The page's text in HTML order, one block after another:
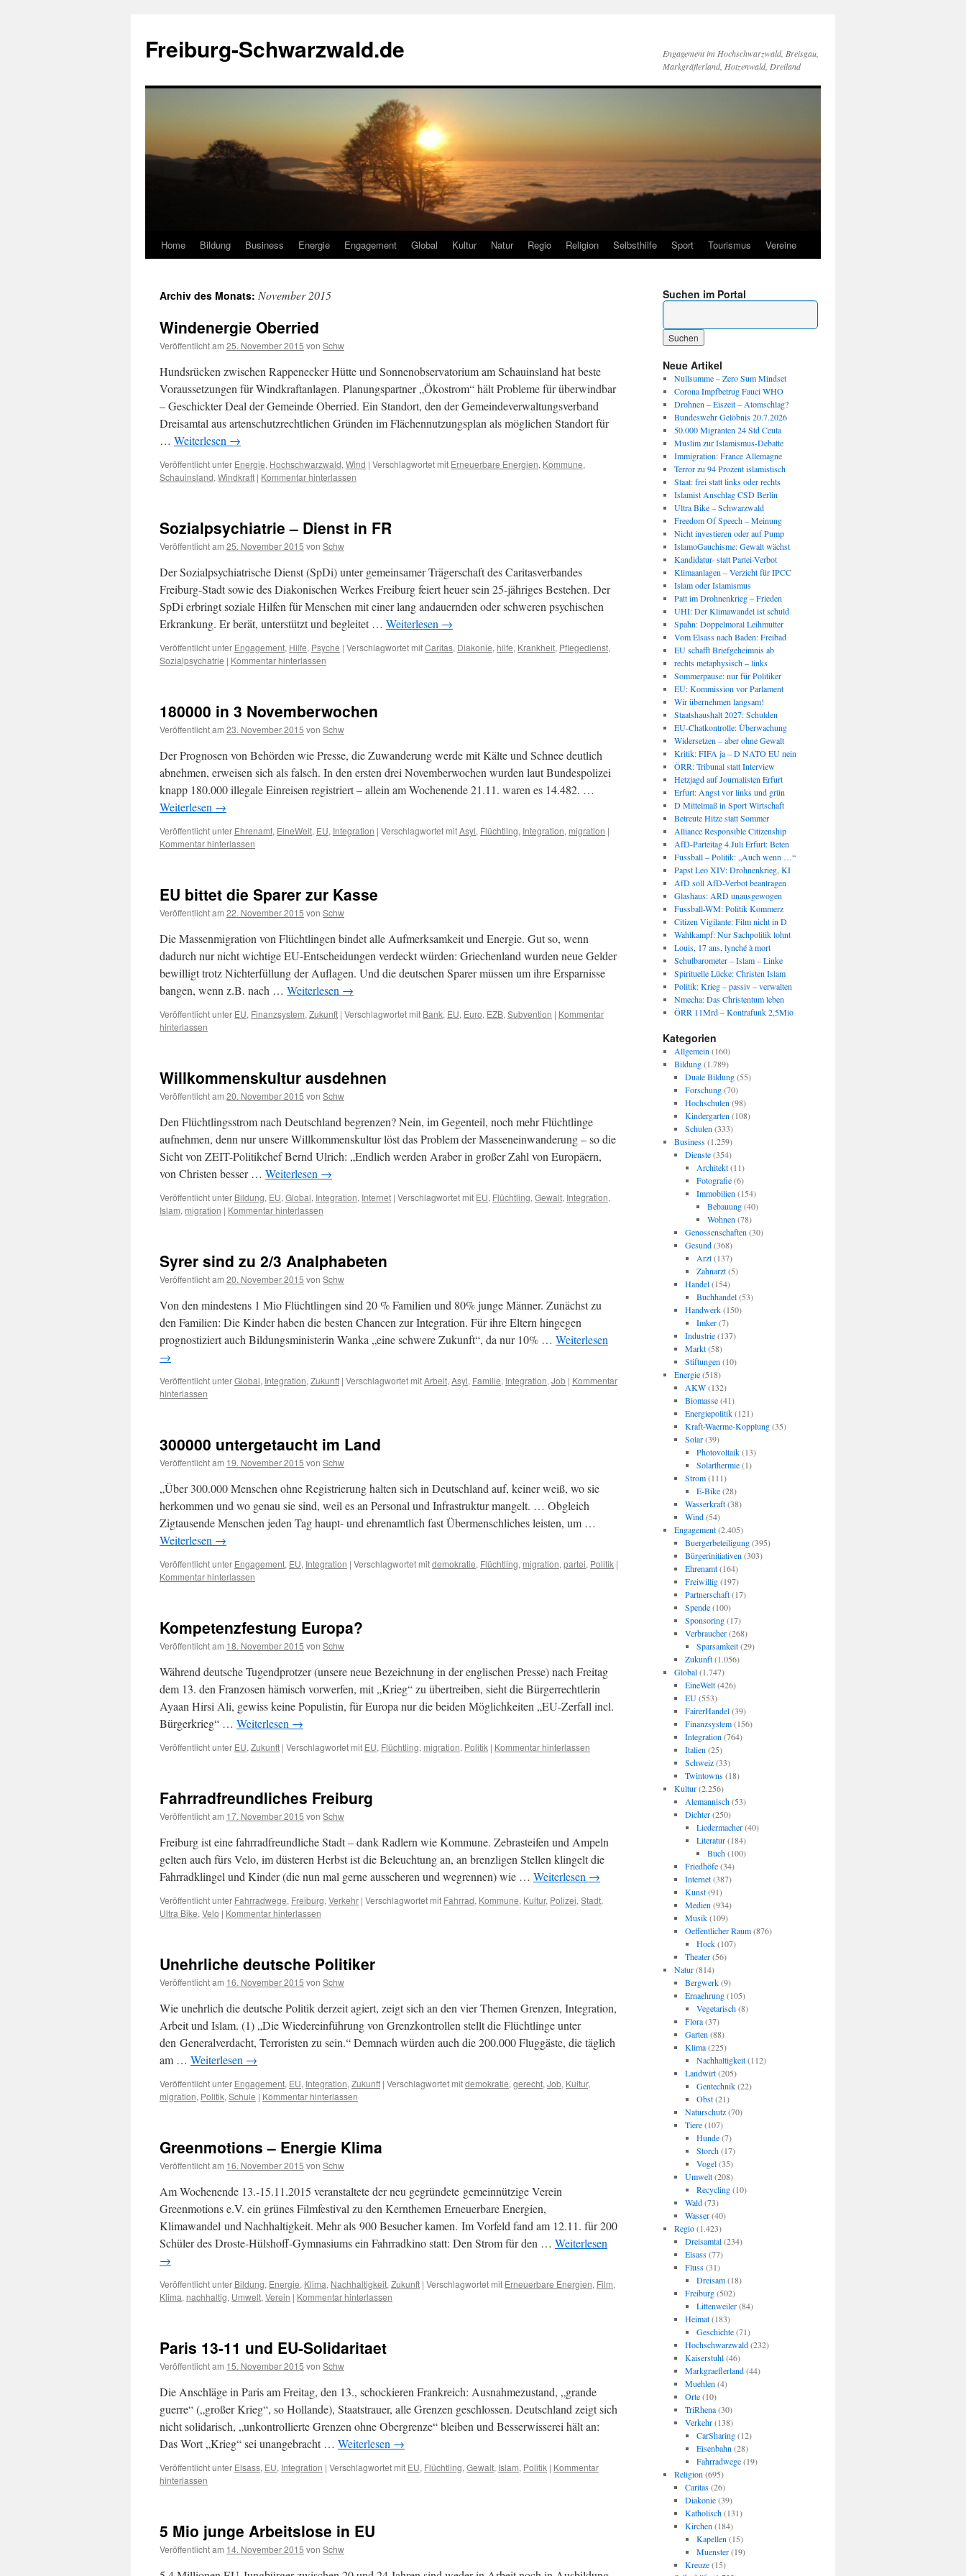
springen
Freiburg-Schwarzwald.de
Engagement im Hochschwarzwald, Breisgau,
Markgräflerland, Hotzenwald, Dreiland
Home Bildung Business Energie Engagement Global Kultur Natur Regio Religion Selbsthilfe Sport Tourismus Vereine
Archiv des Monats: November 2015
Windenergie Oberried
Veröffentlicht am 25. November 2015 von Schw
Hundsrücken zwischen Rappenecker Hütte und Sonnenobservatorium am Schauinsland hat beste
Voraussetzungen für Windkraftanlagen. Planungspartner „Ökostrom“ hält Probleme für überwindbar
– Geschickter Deal der Gemeinde Oberried. Ein Standort, den der Gemeindeverwaltungsverband
Dreisamtal aus artenschutzrechtlichen Gründen im Flächennutzungsplan als möglichen Standort für
… Weiterlesen →
Veröffentlicht unter Energie, Hochschwarzwald, Wind | Verschlagwortet mit Erneuerbare Energien, Kommune,
Schauinsland, Windkraft | Kommentar hinterlassen
Sozialpsychiatrie – Dienst in FR
Veröffentlicht am 25. November 2015 von Schw
Der Sozialpsychiatrische Dienst (SpDi) unter gemeinsamer Trägerschaft des Caritasverbandes
Freiburg-Stadt sowie des Diakonischen Werkes Freiburg feiert heuer sein 25-jähriges Bestehen. Der
SpDi erbringt soziale Hilfen für Menschen mit einer lang andauernden oder schweren psychischen
Erkrankung. Er berät, unterstützt und begleitet … Weiterlesen →
Veröffentlicht unter Engagement, Hilfe, Psyche | Verschlagwortet mitCaritas, Diakonie, hilfe, Krankheit, Pflegedienst,
Sozialpsychatrie | Kommentar hinterlassen
180000 in 3 Novemberwochen
Veröffentlicht am 23. November 2015 von Schw
Der Prognosen von Behörden wie Presse, die Zuwanderung werde mit Kälte und Schnee deutlich
abnehmen, erweisen sich als falsch. In den ersten drei Novemberwochen wurden laut Bundespolizei
knapp 180.000 illegale Einreisen registriert – allein am Wochenende 21.11. waren es 14.482. …
Weiterlesen →
Veröffentlicht unter Ehrenamt, EineWelt, EU, Integration | Verschlagwortet mitAsyl, Flüchtling, Integration, migration |
Kommentar hinterlassen
EU bittet die Sparer zur Kasse
Veröffentlicht am 22. November 2015 von Schw
Die Massenmigration von Flüchtlingen bindet alle Aufmerksamkeit und Energie. Gut so, wenn
dadurch nur nicht wichtige EU-Entscheidungen verdeckt würden: Griechenland wurden neue Gelder
bewilligt trotz Nichterfüllung der Auflagen. Und die deutschen Sparer müssen um ihre Ersparnisse
bangen, wenn z.B. nach … Weiterlesen →
Veröffentlicht unter EU, Finanzsystem, Zukunft | Verschlagwortet mit Bank, EU, Euro, EZB, Subvention | Kommentar
hinterlassen
Willkommenskultur ausdehnen
Veröffentlicht am 20. November 2015 von Schw
Den Flüchtlingsstrom nach Deutschland begrenzen? Nein, im Gegenteil, noch mehr Flüchtlinge
aufnehmen, denn nur unsere Willkommenskultur löst das Problem der Masseneinwanderung – so die
Sicht von ZEIT-Politikchef Bernd Ulrich: „Endlich werden Araber in großer Zahl von Europäern,
von Christen besser … Weiterlesen →
Veröffentlicht unter Bildung, EU, Global, Integration, Internet | Verschlagwortet mit EU, Flüchtling, Gewalt, Integration,
Islam, migration | Kommentar hinterlassen
Syrer sind zu 2/3 Analphabeten
Veröffentlicht am 20. November 2015 von Schw
Von den mindestens 1 Mio Flüchtlingen sind 20 % Familien und 80% junge Männer. Zunächst zu
den Familien: Die Kinder haben die besten Chancen zur Integration. Für ihre Eltern hingegen
prognostiziert auch Bildungsministerin Wanka „eine schwere Zukunft“, da nur 10% … Weiterlesen
→
Veröffentlicht unterGlobal, Integration, Zukunft | Verschlagwortet mitArbeit, Asyl, Familie, Integration, Job | Kommentar
hinterlassen
300000 untergetaucht im Land
Veröffentlicht am 19. November 2015 von Schw
„Über 300.000 Menschen ohne Registrierung halten sich in Deutschland auf, keiner weiß, wo sie
herkommen und wo genau sie sind, weil es an Personal und Infrastruktur mangelt. … Obgleich
Zigtausende Menschen jeden Tag haupt- und ehrenamtlich fast Übermenschliches leisten, um …
Weiterlesen →
Veröffentlicht unter Engagement, EU, Integration | Verschlagwortet mitdemokratie, Flüchtling, migration, partei, Politik |
Kommentar hinterlassen
Kompetenzfestung Europa?
Veröffentlicht am 18. November 2015 von Schw
Während deutsche Tugendprotzer (unsere neue Bezeichnung in der englischen Presse) nach Freitag
dem 13. den Franzosen hämisch vorwerfen, mit „Krieg“ zu übertreiben, sieht die Bürgerrechtlerin
Ayaan Hirsi Ali, gewiss keine Populistin, für Europa nur die beiden Möglichkeiten „EU-Zerfall incl.
Bürgerkrieg“ … Weiterlesen →
Veröffentlicht unter EU, Zukunft | Verschlagwortet mit EU, Flüchtling, migration, Politik | Kommentar hinterlassen
Fahrradfreundliches Freiburg
Veröffentlicht am 17. November 2015 von Schw
Freiburg ist eine fahrradfreundliche Stadt – dank Radlern wie Kommune. Zebrasteifen und Ampeln
gelten auch fürs Velo, im düsteren Herbst ist die Beleuchtung an, an brenzligen Stellen klingelt die
Fahrradklingel und Kinder (die nun mal gerne ausscheren und wegrennen) wie … Weiterlesen →
Veröffentlicht unter Fahrradwege, Freiburg, Verkehr | Verschlagwortet mit Fahrrad, Kommune, Kultur, Polizei, Stadt,
Ultra Bike, Velo | Kommentar hinterlassen
Unehrliche deutsche Politiker
Veröffentlicht am 16. November 2015 von Schw
Wie unehrlich die deutsche Politik derzeit agiert, zeigt sich an den vier Themen Grenzen, Integration,
Arbeit und Islam. (1) „Die Wiedereinführung von Grenzkontrollen stellt die Flüchtlinge unter
den Generalverdacht, Terroristen zu sein.“ Demnach würden auch die 200.000 Fluggäste, die täglich
am … Weiterlesen →
Veröffentlicht unter Engagement, EU, Integration, Zukunft | Verschlagwortet mitdemokratie, gerecht, Job, Kultur,
migration, Politik, Schule | Kommentar hinterlassen
Greenmotions – Energie Klima
Veröffentlicht am 16. November 2015 von Schw
Am Wochenende 13.-15.11.2015 veranstaltete der neu gegründete gemeinnützige Verein
Greenmotions e.V. ein grünes Filmfestival zu den Kernthemen Erneuerbare Energien,
Klimawandel und Nachhaltigkeit. Mehr als 900 Besucher kamen. Im Vorfeld fand am 12.11. für 200
Schüler des Droste-Hülshoff-Gymnasiums ein Fahrradkino statt: Den Strom für den … Weiterlesen
→
Veröffentlicht unter Bildung, Energie, Klima, Nachhaltigkeit, Zukunft | Verschlagwortet mit Erneuerbare Energien, Film,
Klima, nachhaltig, Umwelt, Verein | Kommentar hinterlassen
Paris 13-11 und EU-Solidaritaet
Veröffentlicht am 15. November 2015 von Schw
Die Anschläge in Paris am Freitag, den 13., schockieren Frankreich: Ausnahmezustand, „grande
guerre“ („großer Krieg“, so Hollande), Staatstrauer, alle Grenzen geschlossen. Deutschland zeigt sich
nicht solidarisch, „unkontrollierte Grenzen ohne Obergrenze“ bleiben und Besserwisserei hält an:
Das Wort „Krieg“ sei unangebracht … Weiterlesen →
Veröffentlicht unter Elsass, EU, Integration | Verschlagwortet mit EU, Flüchtling, Gewalt, Islam, Politik | Kommentar
hinterlassen
5 Mio junge Arbeitslose in EU
Veröffentlicht am 14. November 2015 von Schw
Suchen im Portal
Neue Artikel
Nullsumme – Zero Sum Mindset
Corona Impfbetrug Fauci WHO
Drohnen – Eiszeit – Atomschlag?
Bundeswehr Gelöbnis 20.7.2026
50.000 Migranten 24 Std Ceuta
Muslim zur Islamismus-Debatte
Immigration: France Allemagne
Terror zu 94 Prozent islamistisch
Staat: frei statt links oder rechts
Islamist Anschlag CSD Berlin
Ultra Bike – Schwarzwald
Freedom Of Speech – Meinung
Nicht investieren oder auf Pump
IslamoGauchisme: Gewalt wächst
Kandidatur- statt Partei-Verbot
Klimaanlagen – Verzicht für IPCC
Islam oder Islamismus
Patt im Drohnenkrieg – Frieden
UHI: Der Klimawandel ist schuld
Spahn: Doppelmoral Leihmutter
Vom Elsass nach Baden: Freibad
EU schafft Briefgeheimnis ab
rechts metaphysisch – links
Sommerpause: nur für Politiker
EU: Kommission vor Parlament
Wir übernehmen langsam!
Staatshaushalt 2027: Schulden
EU-Chatkontrolle: Überwachung
Widersetzen – aber ohne Gewalt
Kritik: FIFA ja – D NATO EU nein
ÖRR: Tribunal statt Interview
Hetzjagd auf Journalisten Erfurt
Erfurt: Angst vor links und grün
D Mittelmaß in Sport Wirtschaft
Betreute Hitze statt Sommer
Alliance Responsible Citizenship
AfD-Parteitag 4.Juli Erfurt: Beten
Fussball – Politik: „Auch wenn …“
Papst Leo XIV: Drohnenkrieg, KI
AfD soll AfD-Verbot beantragen
Glashaus: ARD unausgewogen
Fussball-WM: Politik Kommerz
Citizen Vigilante: Film nicht in D
Wahlkampf: Nur Sachpolitik lohnt
Louis, 17 ans, lynché à mort
Schulbarometer – Islam – Linke
Spirituelle Lücke: Christen Islam
Politik: Krieg – passiv – verwalten
Nmecha: Das Christentum leben
ÖRR 11Mrd – Kontrafunk 2,5Mio
Kategorien
Allgemein (160)
Bildung(1.789)
Duale Bildung(55)
Forschung(70)
Hochschulen (98)
Kindergarten (108)
Schulen (333)
Business(1.259)
Dienste(354)
Architekt(11)
Fotografie(6)
Immobilien (154)
Bebauung(40)
Wohnen (78)
Genossenschaften (30)
Gesund(368)
Arzt(137)
Zahnarzt(5)
Handel(154)
Buchhandel(53)
Handwerk(150)
Imker(7)
Industrie(137)
Markt(58)
Stiftungen (10)
Energie(518)
AKW(132)
Biomasse(41)
Energiepolitik(121)
Kraft-Waerme-Kopplung(35)
Solar(39)
Photovoltaik(13)
Solarthermie(1)
Strom(111)
E-Bike(28)
Wasserkraft(38)
Wind(54)
Engagement(2.405)
Buergerbeteiligung(395)
Bürgerinitiativen (303)
Ehrenamt(164)
Freiwillig(197)
Partnerschaft(17)
Spende(100)
Sponsoring(17)
Verbraucher(268)
Sparsamkeit(29)
Zukunft(1.056)
Global(1.747)
EineWelt(426)
EU(553)
FairerHandel(39)
Finanzsystem(156)
Integration (764)
Italien (25)
Schweiz(33)
Twintowns(18)
Kultur(2.256)
Alemannisch(53)
Dichter(250)
Liedermacher(40)
Literatur(184)
Buch(100)
Friedhöfe(34)
Internet(387)
Kunst(91)
Medien (934)
Musik(109)
Oeffentlicher Raum(876)
Hock(107)
Theater(56)
Natur(814)
Bergwerk(9)
Ernaehrung(105)
Vegetarisch(8)
Flora(37)
Garten (88)
Klima(225)
Nachhaltigkeit(112)
Landwirt(205)
Gentechnik(22)
Obst(21)
Naturschutz(70)
Tiere(107)
Hunde(7)
Storch(17)
Vogel(35)
Umwelt(208)
Recycling(10)
Wald(73)
Wasser(40)
Regio(1.423)
Dreisamtal(234)
Elsass(77)
Fluss(31)
Dreisam(18)
Freiburg(502)
Littenweiler(84)
Heimat(183)
Geschichte(71)
Hochschwarzwald(232)
Kaiserstuhl(46)
Markgraeflerland(44)
Muehlen (4)
Orte(10)
TriRhena(30)
Verkehr(138)
CarSharing(12)
Eisenbahn (28)
Fahrradwege(19)
Religion (695)
Caritas(26)
Diakonie(39)
Katholisch(131)
Kirchen (184)
Kapellen (15)
Muenster(19)
Kreuze(15)